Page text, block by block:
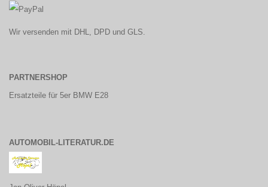
Wir versenden mit DHL, DPD und GLS.
PARTNERSHOP
Ersatzteile für 5er BMW E28
AUTOMOBIL-LITERATUR.DE